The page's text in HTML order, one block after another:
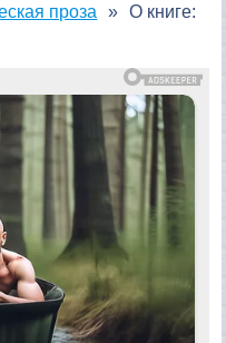
проза
О книге: